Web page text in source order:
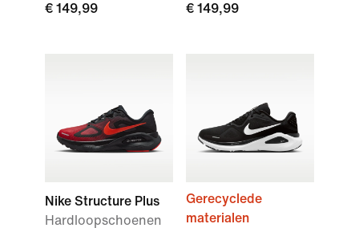
€ 149,99 € 149,99
Nike Structure Plus
Hardloopschoenen
Gerecyclede
materialen